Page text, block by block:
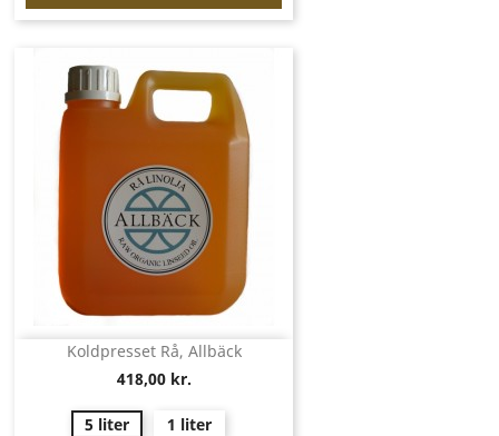
Koldpresset Rå, Allbäck
418,00 kr.
5 liter 1 liter